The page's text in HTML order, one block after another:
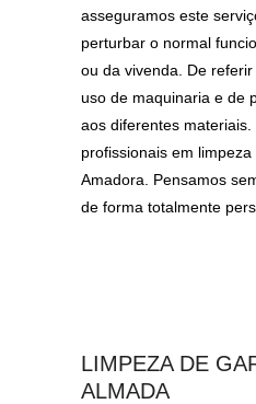
asseguramos este
perturbar o normal
ou da vivenda. De
uso de maquinaria e de
aos diferentes
profissionais em
Amadora. Pensamos
de forma totalmente
LIMPEZA DE
ALMADA